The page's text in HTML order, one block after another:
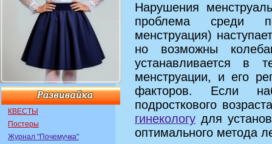
КВЕСТЫ
Постеры
Журнал "Почемучка"
Нарушения
проблема среди
менструация)
но возможны
устанавливается в
менструации, и его
факторов. Если
подросткового
гинекологу для
оптимального метода